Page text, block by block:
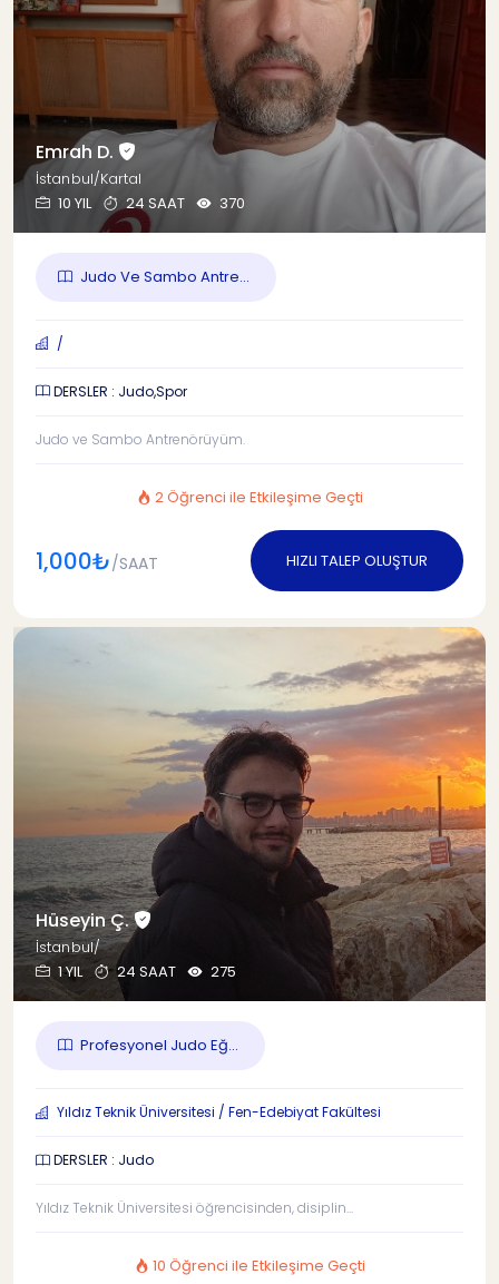
Emrah D.
İstanbul/Kartal
10 YIL
24 SAAT 370
Judo Ve Sambo Antre...
/
DERSLER : Judo,Spor
Judo ve Sambo Antrenörüyüm.
2 Öğrenci ile Etkileşime Geçti
1,000₺/SAAT HIZLI TALEP OLUŞTUR
Hüseyin Ç.
İstanbul/
1 YIL
24 SAAT 275
Profesyonel Judo Eğ...
Yıldız Teknik Üniversitesi / Fen-Edebiyat Fakültesi
DERSLER : Judo
Yıldız Teknik Üniversitesi öğrencisinden, disiplin...
10 Öğrenci ile Etkileşime Geçti